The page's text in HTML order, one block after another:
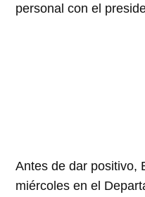
personal con el
Antes de dar positivo,
miércoles en el